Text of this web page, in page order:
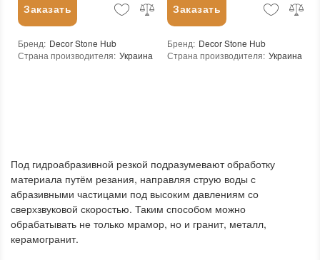
Заказать
Бренд: Decor Stone Hub
Страна производителя: Украина
Заказать
Бренд: Decor Stone Hub
Страна производителя: Украина
Под гидроабразивной резкой подразумевают обработку
материала путём резания, направляя струю воды с
абразивными частицами под высоким давлениям со
сверхзвуковой скоростью. Таким способом можно
обрабатывать не только мрамор, но и гранит, металл,
керамогранит.